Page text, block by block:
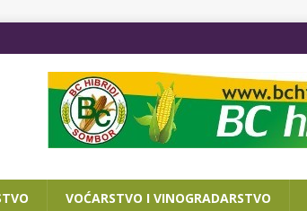
VOĆARSTVO I VINOGRADARSTVO